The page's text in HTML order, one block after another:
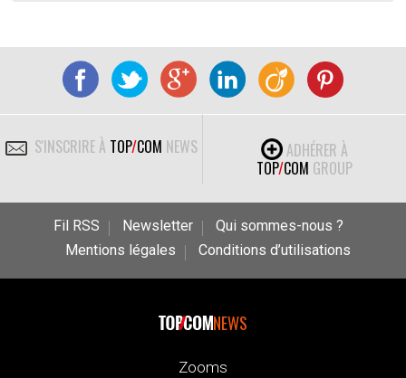
S'INSCRIRE À TOP/COM NEWS
ADHÉRER À
TOP/COM GROUP
Fil RSS Newsletter
Qui sommes-nous ?
Mentions légales
Conditions d’utilisations
NEWS
Zooms